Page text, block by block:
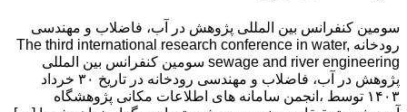
سومین کنفرانس بین المللی پژوهش در آب، فاضلاب و مهندسی
رودخانه The third international research conference in water,
sewage and river engineering سومین کنفرانس بین المللی
پژوهش در آب، فاضلاب و مهندسی رودخانه در تاریخ ۳۰ خرداد
۱۴۰۳ توسط ،انجمن سامانه های اطلاعات مکانی پژوهشگاه